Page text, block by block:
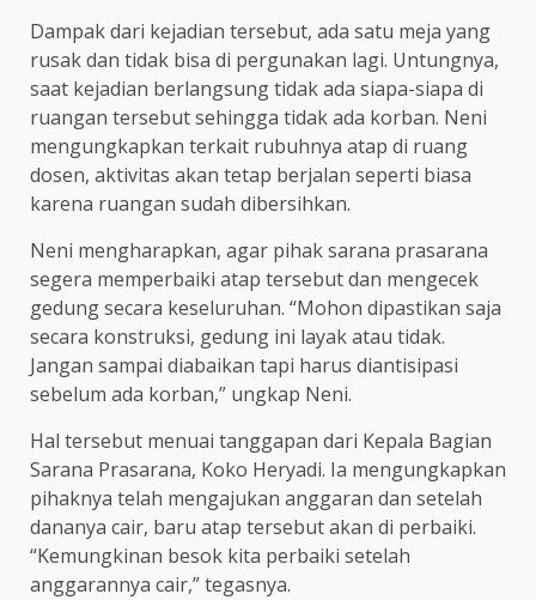
Dampak dari kejadian tersebut, ada satu meja yang
rusak dan tidak bisa di pergunakan lagi. Untungnya,
saat kejadian berlangsung tidak ada siapa-siapa di
ruangan tersebut sehingga tidak ada korban. Neni
mengungkapkan terkait rubuhnya atap di ruang
dosen, aktivitas akan tetap berjalan seperti biasa
karena ruangan sudah dibersihkan.
Neni mengharapkan, agar pihak sarana prasarana
segera memperbaiki atap tersebut dan mengecek
gedung secara keseluruhan. “Mohon dipastikan saja
secara konstruksi, gedung ini layak atau tidak.
Jangan sampai diabaikan tapi harus diantisipasi
sebelum ada korban,” ungkap Neni.
Hal tersebut menuai tanggapan dari Kepala Bagian
Sarana Prasarana, Koko Heryadi. Ia mengungkapkan
pihaknya telah mengajukan anggaran dan setelah
dananya cair, baru atap tersebut akan di perbaiki.
“Kemungkinan besok kita perbaiki setelah
anggarannya cair,” tegasnya.